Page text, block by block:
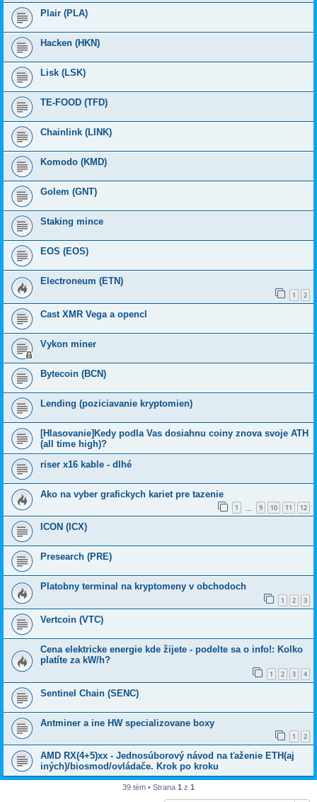
Plair (PLA)
Hacken (HKN)
Lisk (LSK)
TE-FOOD (TFD)
Chainlink (LINK)
Komodo (KMD)
Golem (GNT)
Staking mince
EOS (EOS)
Electroneum (ETN)
1 2
Cast XMR Vega a opencl
Vykon miner
Bytecoin (BCN)
Lending (poziciavanie kryptomien)
[Hlasovanie]Kedy podla Vas dosiahnu coiny znova svoje ATH
(all time high)?
riser x16 kable - dlhé
Ako na vyber grafickych kariet pre tazenie
1 9 10 11 12
ICON (ICX)
Presearch (PRE)
Platobny terminal na kryptomeny v obchodoch
1 2 3
Vertcoin (VTC)
Cena elektricke energie kde žijete - podelte sa o info!: Kolko
platíte za kW/h?
1 2 3 4
Sentinel Chain (SENC)
Antminer a ine HW specializovane boxy
1 2
AMD RX(4+5)xx - Jednosúborový návod na ťaženie ETH(aj
iných)/biosmod/ovládače. Krok po kroku
39 tém • Strana 1 z 1